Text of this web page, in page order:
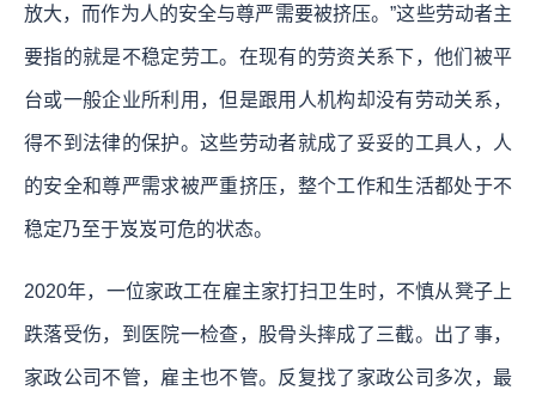
放大，而作为人的安全与尊严需要被挤压。”这些劳动者主
要指的就是不稳定劳工。在现有的劳资关系下，他们被平
台或一般企业所利用，但是跟用人机构却没有劳动关系，
得不到法律的保护。这些劳动者就成了妥妥的工具人，人
的安全和尊严需求被严重挤压，整个工作和生活都处于不
稳定乃至于岌岌可危的状态。
2020年，一位家政工在雇主家打扫卫生时，不慎从凳子上
跌落受伤，到医院一检查，股骨头摔成了三截。出了事，
家政公司不管，雇主也不管。反复找了家政公司多次，最